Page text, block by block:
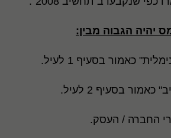
יהיה הגבוה מבין: